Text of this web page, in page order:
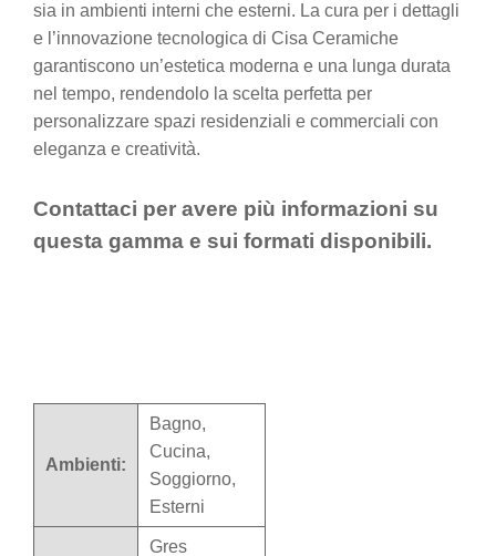
sia in ambienti interni che esterni. La cura per i dettagli
e l’innovazione tecnologica di Cisa Ceramiche
garantiscono un’estetica moderna e una lunga durata
nel tempo, rendendolo la scelta perfetta per
personalizzare spazi residenziali e commerciali con
eleganza e creatività.
Contattaci per avere più informazioni su
questa gamma e sui formati disponibili.
Ambienti:
Bagno,
Cucina,
Soggiorno,
Esterni
Gres